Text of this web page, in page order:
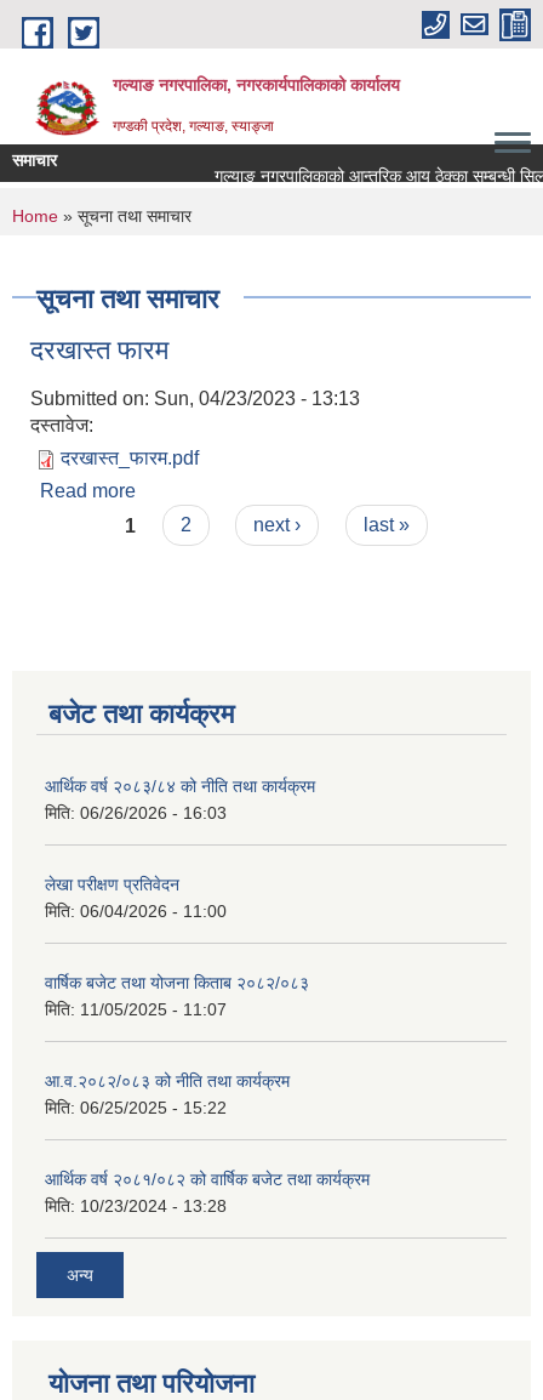
Skip to main content
गल्याङ नगरपालिका, नगरकार्यपालिकाको कार्यालय
गण्डकी प्रदेश, गल्याङ, स्याङ्जा
समाचार
गल्याङ नगरपालिकाको आन्तरिक आय ठेक्का सम्बन्धी
You are here
Home » सूचना तथा समाचार
सूचना तथा समाचार
दरखास्त फारम
Submitted on: Sun, 04/23/2023 - 13:13
दस्तावेज:
दरखास्त_फारम.pdf
Read more
Pages
1 2 next › last »
बजेट तथा कार्यक्रम
आर्थिक वर्ष २०८३/८४ को नीति तथा कार्यक्रम
मिति: 06/26/2026 - 16:03
लेखा परीक्षण प्रतिवेदन
मिति: 06/04/2026 - 11:00
वार्षिक बजेट तथा योजना किताब २०८२/०८३
मिति: 11/05/2025 - 11:07
आ.व.२०८२/०८३ को नीति तथा कार्यक्रम
मिति: 06/25/2025 - 15:22
आर्थिक वर्ष २०८१/०८२ को वार्षिक बजेट तथा कार्यक्रम
मिति: 10/23/2024 - 13:28
अन्य
योजना तथा परियोजना